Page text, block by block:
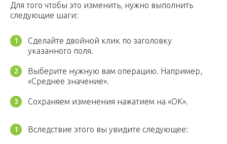
Для того чтобы это изменить, нужно выполнить
следующие шаги:
Сделайте двойной клик по заголовку
указанного поля.
Выберите нужную вам операцию. Например,
«Среднее значение».
Сохраняем изменения нажатием на «OK».
Вследствие этого вы увидите следующее: